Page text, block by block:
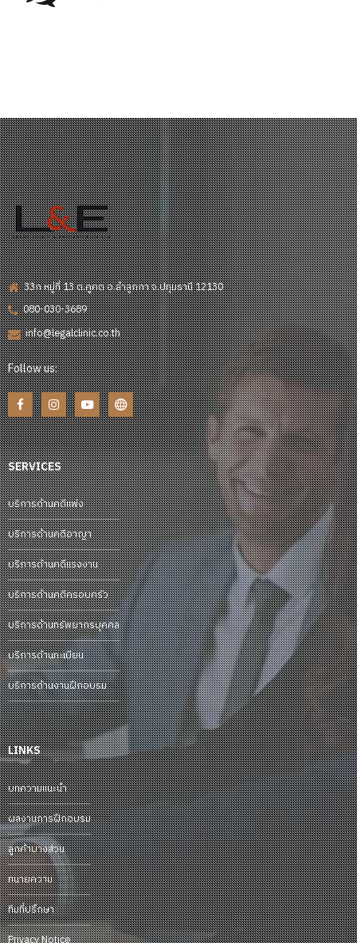
33ก หมู่ที่ 13 ต.คูคต อ.ลำลูกกา จ.ปทุมธานี 12130
080-030-3689
info@legalclinic.co.th
Follow us:
SERVICES
บริการด้านคดีแพ่ง
บริการด้านคดีอาญา
บริการด้านคดีแรงงาน
บริการด้านคดีครอบครัว
บริการด้านทรัพยากรบุคคล
บริการด้านทะเบียน
บริการด้านงานฝึกอบรม
LINKS
บทความแนะนำ
ผลงานการฝึกอบรม
ลูกค้าบางส่วน
ทนายความ
ทีมที่ปรึกษา